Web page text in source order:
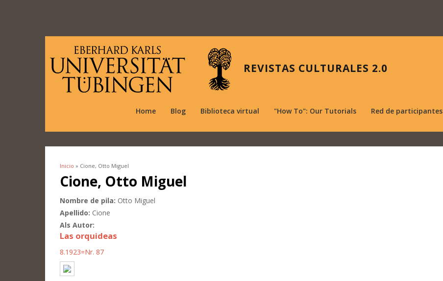
REVISTAS CULTURALES 2.0
Home Blog Biblioteca virtual "How To": Our Tutorials Red de participantes
Se encuentra usted aquí
Inicio » Cione, Otto Miguel
Cione, Otto Miguel
Nombre de pila: Otto Miguel
Apellido: Cione
Als Autor:
Las orquideas
8.1923=Nr. 87